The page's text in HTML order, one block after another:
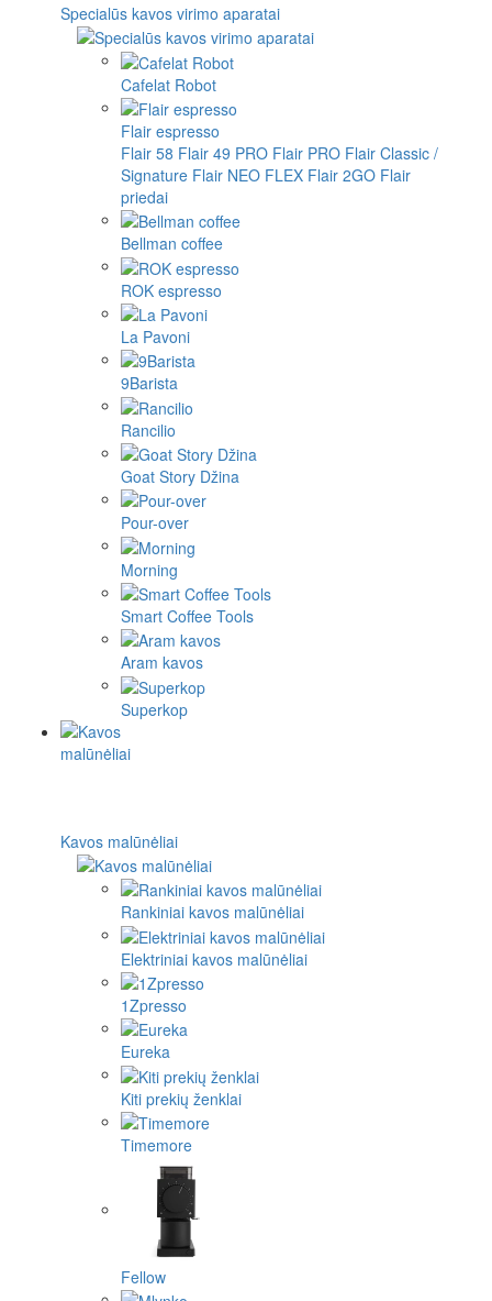
Specialūs kavos virimo aparatai
Cafelat Robot
Flair espresso
Flair 58 Flair 49 PRO Flair PRO Flair Classic /
Signature Flair NEO FLEX Flair 2GO Flair
priedai
Bellman coffee
ROK espresso
La Pavoni
9Barista
Rancilio
Goat Story Džina
Pour-over
Morning
Smart Coffee Tools
Aram kavos
Superkop
Kavos malūnėliai
Rankiniai kavos malūnėliai
Elektriniai kavos malūnėliai
1Zpresso
Eureka
Kiti prekių ženklai
Timemore
Fellow